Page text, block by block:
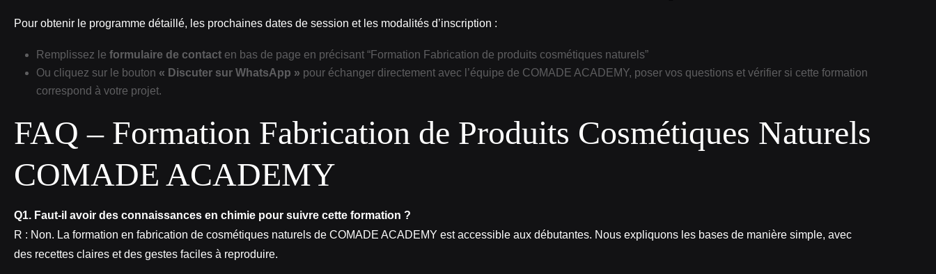
Pour obtenir le programme détaillé, les prochaines dates de session et les modalités d’inscription :
Remplissez le formulaire de contact en bas de page en précisant “Formation Fabrication de produits cosmétiques naturels”
Ou cliquez sur le bouton « Discuter sur WhatsApp » pour échanger directement avec l’équipe de COMADE ACADEMY, poser vos questions et vérifier si cette formation
correspond à votre projet.
FAQ – Formation Fabrication de Produits Cosmétiques Naturels
COMADE ACADEMY
Q1. Faut‑il avoir des connaissances en chimie pour suivre cette formation ?
R : Non. La formation en fabrication de cosmétiques naturels de COMADE ACADEMY est accessible aux débutantes. Nous expliquons les bases de manière simple, avec
des recettes claires et des gestes faciles à reproduire.